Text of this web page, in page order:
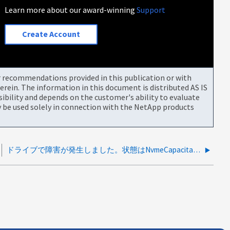
Learn more about our award-winningSupport
Create Account
provided in this publication or with
The information in this document is distributed AS IS
and depends on the customer's ability to evaluate
used solely in connection with the NetApp products
ドライブで障害が発生しました。状態はNvmeCapacitanceです